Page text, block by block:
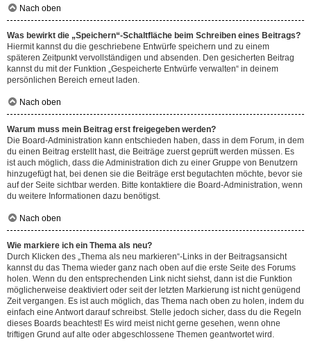
Nach oben
Was bewirkt die „Speichern“-Schaltfläche beim Schreiben eines Beitrags?
Hiermit kannst du die geschriebene Entwürfe speichern und zu einem
späteren Zeitpunkt vervollständigen und absenden. Den gesicherten Beitrag
kannst du mit der Funktion „Gespeicherte Entwürfe verwalten“ in deinem
persönlichen Bereich erneut laden.
Nach oben
Warum muss mein Beitrag erst freigegeben werden?
Die Board-Administration kann entschieden haben, dass in dem Forum, in dem
du einen Beitrag erstellt hast, die Beiträge zuerst geprüft werden müssen. Es
ist auch möglich, dass die Administration dich zu einer Gruppe von Benutzern
hinzugefügt hat, bei denen sie die Beiträge erst begutachten möchte, bevor sie
auf der Seite sichtbar werden. Bitte kontaktiere die Board-Administration, wenn
du weitere Informationen dazu benötigst.
Nach oben
Wie markiere ich ein Thema als neu?
Durch Klicken des „Thema als neu markieren“-Links in der Beitragsansicht
kannst du das Thema wieder ganz nach oben auf die erste Seite des Forums
holen. Wenn du den entsprechenden Link nicht siehst, dann ist die Funktion
möglicherweise deaktiviert oder seit der letzten Markierung ist nicht genügend
Zeit vergangen. Es ist auch möglich, das Thema nach oben zu holen, indem du
einfach eine Antwort darauf schreibst. Stelle jedoch sicher, dass du die Regeln
dieses Boards beachtest! Es wird meist nicht gerne gesehen, wenn ohne
triftigen Grund auf alte oder abgeschlossene Themen geantwortet wird.